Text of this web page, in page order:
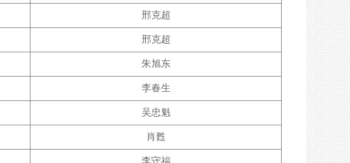
邢克超
邢克超
朱旭东
李春生
吴忠魁
肖甦
李守福